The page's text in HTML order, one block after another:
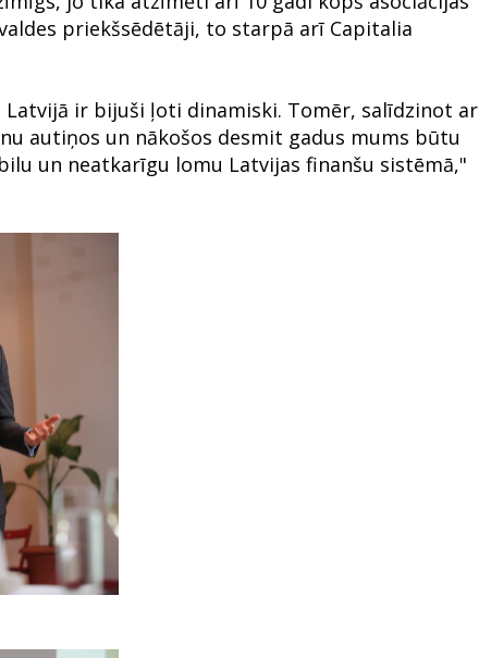
priekšsēdētāji, to starpā arī Capitalia
ir bijuši ļoti dinamiski. Tomēr, salīdzinot ar
autiņos un nākošos desmit gadus mums būtu
un neatkarīgu lomu Latvijas finanšu sistēmā,"